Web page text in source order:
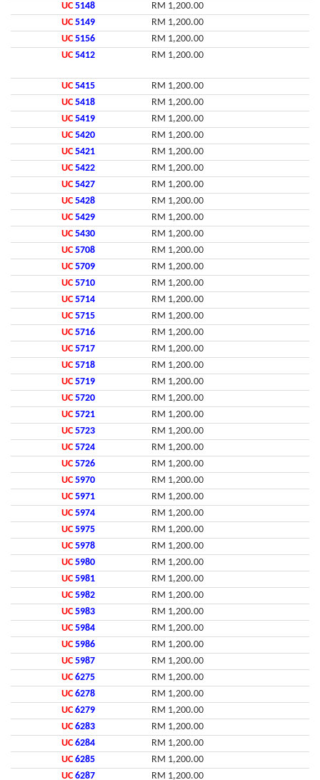
UC 5148
RM 1,200.00
UC 5149
RM 1,200.00
UC 5156
RM 1,200.00
UC 5412 RM 1,200.00
UC 5415
RM 1,200.00
UC 5418
RM 1,200.00
UC 5419
RM 1,200.00
UC 5420
RM 1,200.00
UC 5421
RM 1,200.00
UC 5422
RM 1,200.00
UC 5427
RM 1,200.00
UC 5428
RM 1,200.00
UC 5429
RM 1,200.00
UC 5430
RM 1,200.00
UC 5708
RM 1,200.00
UC 5709
RM 1,200.00
UC 5710
RM 1,200.00
UC 5714
RM 1,200.00
UC 5715
RM 1,200.00
UC 5716
RM 1,200.00
UC 5717
RM 1,200.00
UC 5718
RM 1,200.00
UC 5719
RM 1,200.00
UC 5720
RM 1,200.00
UC 5721
RM 1,200.00
UC 5723
RM 1,200.00
UC 5724
RM 1,200.00
UC 5726
RM 1,200.00
UC 5970
RM 1,200.00
UC 5971
RM 1,200.00
UC 5974
RM 1,200.00
UC 5975
RM 1,200.00
UC 5978
RM 1,200.00
UC 5980
RM 1,200.00
UC 5981
RM 1,200.00
UC 5982
RM 1,200.00
UC 5983
RM 1,200.00
UC 5984
RM 1,200.00
UC 5986
RM 1,200.00
UC 5987
RM 1,200.00
UC 6275
RM 1,200.00
UC 6278
RM 1,200.00
UC 6279
RM 1,200.00
UC 6283
RM 1,200.00
UC 6284
RM 1,200.00
UC 6285
RM 1,200.00
UC 6287 RM 1,200.00